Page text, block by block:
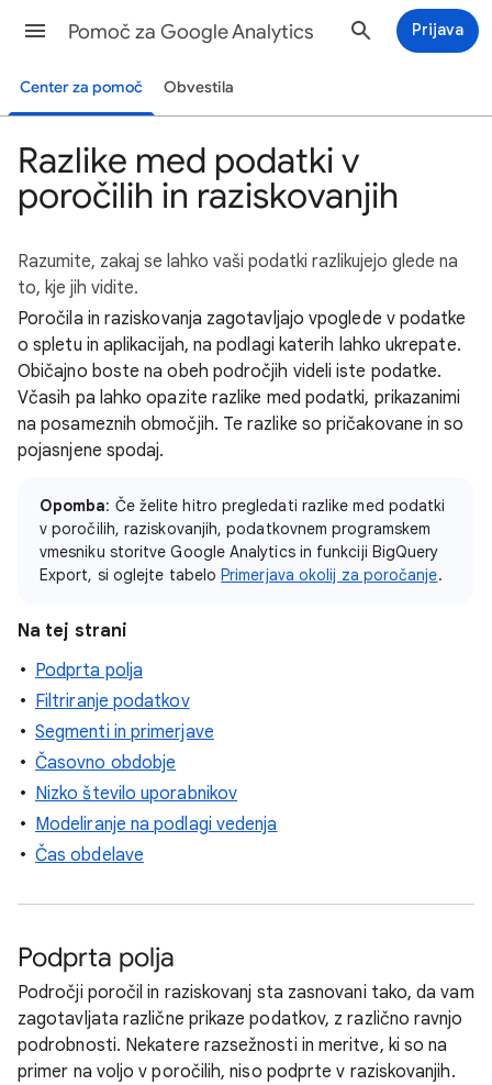
Pomoč za Google Analytics Prijava
Center za pomoč Obvestila
Razlike med podatki v
poročilih in raziskovanjih
Razumite, zakaj se lahko vaši podatki razlikujejo glede na
to, kje jih vidite.
Poročila in raziskovanja zagotavljajo vpoglede v podatke
o spletu in aplikacijah, na podlagi katerih lahko ukrepate.
Običajno boste na obeh področjih videli iste podatke.
Včasih pa lahko opazite razlike med podatki, prikazanimi
na posameznih območjih. Te razlike so pričakovane in so
pojasnjene spodaj.
Opomba: Če želite hitro pregledati razlike med podatki
v poročilih, raziskovanjih, podatkovnem programskem
vmesniku storitve Google Analytics in funkciji BigQuery
Export, si oglejte tabeloPrimerjava okolij za poročanje.
Na tej strani
Podprta polja
Filtriranje podatkov
Segmenti in primerjave
Časovno obdobje
Nizko število uporabnikov
Modeliranje na podlagi vedenja
Čas obdelave
Podprta polja
Področji poročil in raziskovanj sta zasnovani tako, da vam
zagotavljata različne prikaze podatkov, z različno ravnjo
podrobnosti. Nekatere razsežnosti in meritve, ki so na
primer na voljo v poročilih, niso podprte v raziskovanjih.